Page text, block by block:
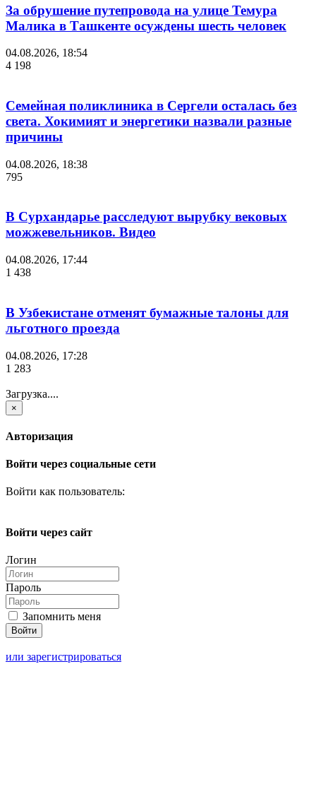
За обрушение путепровода на улице Темура
Малика в Ташкенте осуждены шесть человек
04.08.2026, 18:54
4 198
Семейная поликлиника в Сергели осталась без
света. Хокимият и энергетики назвали разные
причины
04.08.2026, 18:38
795
В Сурхандарье расследуют вырубку вековых
можжевельников. Видео
04.08.2026, 17:44
1 438
В Узбекистане отменят бумажные талоны для
льготного проезда
04.08.2026, 17:28
1 283
Загрузка....
×
Авторизация
Войти через социальные сети
Войти как пользователь:
Войти через сайт
Логин
Пароль
Запомнить меня
или зарегистрироваться